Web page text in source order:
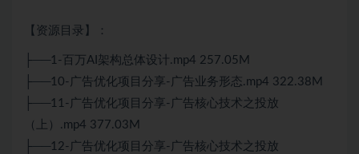
【资源目录】：
├──1-百万AI架构总体设计.mp4 257.05M
├──10-广告优化项目分享-广告业务形态.mp4 322.38M
├──11-广告优化项目分享-广告核心技术之投放
（上）.mp4 377.03M
├──12-广告优化项目分享-广告核心技术之投放